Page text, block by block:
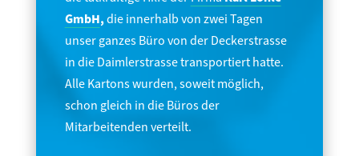
GmbH,die innerhalb von zwei Tagen
unser ganzes Büro von der Deckerstrasse
in die Daimlerstrasse transportiert hatte.
Alle Kartons wurden, soweit möglich,
schon gleich in die Büros der
Mitarbeitenden verteilt.